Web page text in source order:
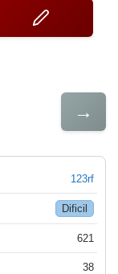
→
123rf
Dificil
621
38